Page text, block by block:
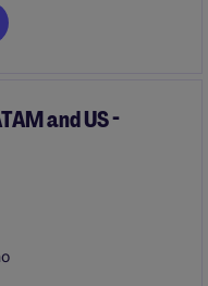
processes within
and US -